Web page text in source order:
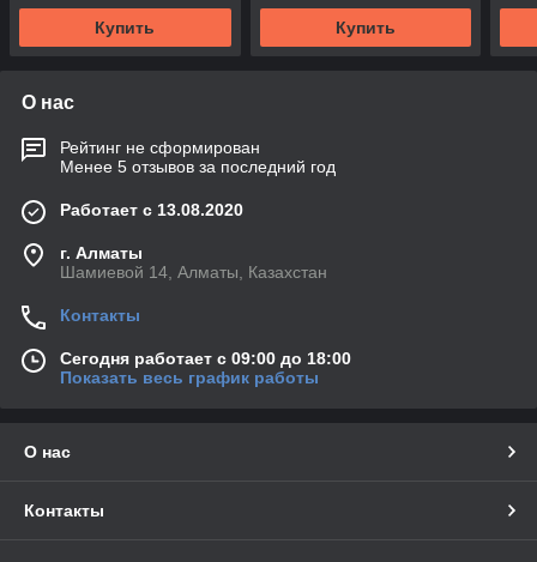
Купить Купить
О нас
Рейтинг не сформирован
Менее 5 отзывов за последний год
Работает с 13.08.2020
г. Алматы
Шамиевой 14, Алматы, Казахстан
Контакты
Сегодня работает с 09:00 до 18:00
Показать весь график работы
О нас
Контакты